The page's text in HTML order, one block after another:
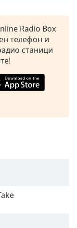
Radio Box
телефон и
станици